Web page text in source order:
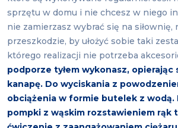
sprzętu w domu i nie chcesz w niego
nie zamierzasz wybrać się na siłownię,
przeszkodzie, by ułożyć sobie taki
którego realizacji nie potrzeba
podporze tyłem wykonasz, opierając
kanapę. Do wyciskania z
obciążenia w formie butelek z wodą.
pompki z wąskim rozstawieniem rąk